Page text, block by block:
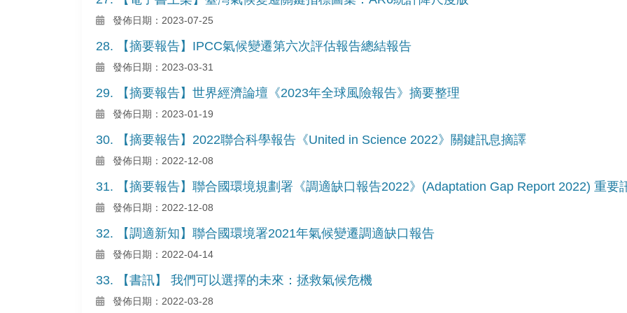
發佈日期：2023-07-25
28. 【摘要報告】IPCC氣候變遷第六次評估報告總結報告
發佈日期：2023-03-31
29. 【摘要報告】世界經濟論壇《2023年全球風險報告》摘要整理
發佈日期：2023-01-19
30. 【摘要報告】2022聯合科學報告《United in Science 2022》關鍵訊息摘譯
發佈日期：2022-12-08
31. 【摘要報告】聯合國環境規劃署《調適缺口報告2022》(Adaptation Gap Report 2022) 重要
發佈日期：2022-12-08
32. 【調適新知】聯合國環境署2021年氣候變遷調適缺口報告
發佈日期：2022-04-14
33. 【書訊】 我們可以選擇的未來：拯救氣候危機
發佈日期：2022-03-28